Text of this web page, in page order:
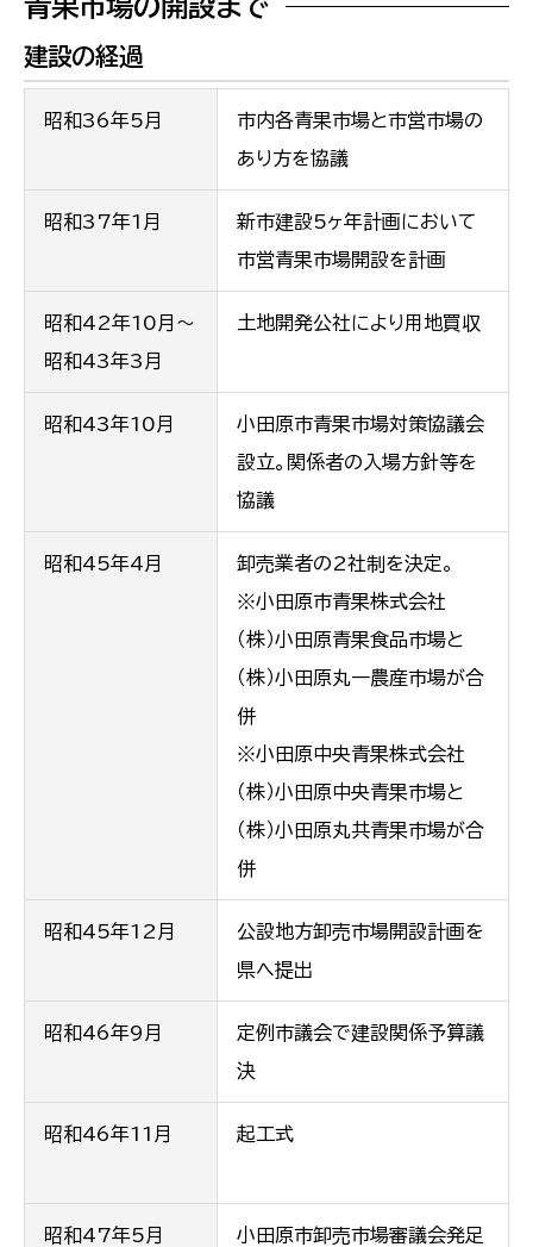
青果市場の開設まで
建設の経過
昭和36年5月
市内各青果市場と市営市場の
あり方を協議
昭和37年1月
新市建設5ヶ年計画において
市営青果市場開設を計画
昭和42年10月〜
昭和43年3月
土地開発公社により用地買収
昭和43年10月
小田原市青果市場対策協議会
設立。関係者の入場方針等を
協議
昭和45年4月
卸売業者の2社制を決定。
※小田原市青果株式会社
（株）小田原青果食品市場と
（株）小田原丸一農産市場が合
併
※小田原中央青果株式会社
（株）小田原中央青果市場と
（株）小田原丸共青果市場が合
併
昭和45年12月
公設地方卸売市場開設計画を
県へ提出
昭和46年9月
定例市議会で建設関係予算議
決
昭和46年11月 起工式
昭和47年5月 小田原市卸売市場審議会発足